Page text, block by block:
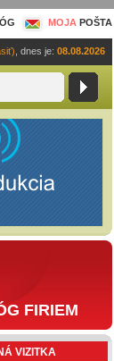
MOJA POŠTA
, dnes je: 08.08.2026
FIRIEM
VIZITKA